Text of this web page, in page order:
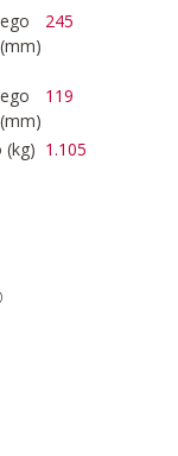
245
119
(kg) 1.105